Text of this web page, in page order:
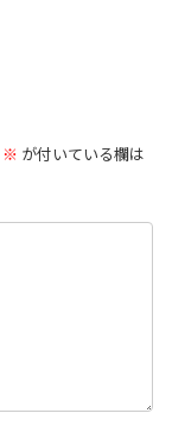
※ が付いている欄は